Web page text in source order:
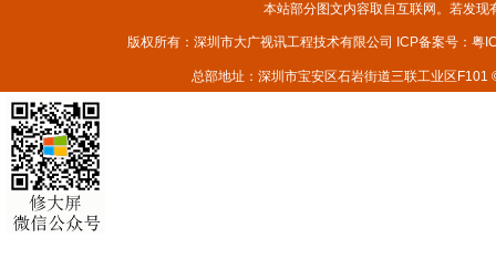
本站部分图文内容取自互联网。若发
版权所有：深圳市大广视讯工程技术有限公司 ICP备案号： 粤
总部地址：深圳市宝安区石岩街道三联工业区